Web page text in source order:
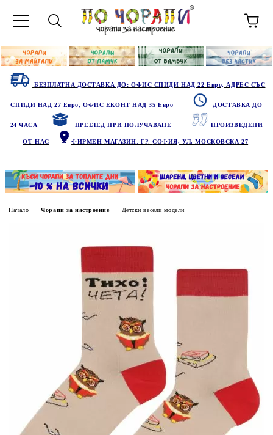
БЕЗПЛАТНА ДОСТАВКА ДО: ОФИС СПИДИ НАД 22 Евро, АДРЕС СЪС
СПИДИ НАД 27 Евро, ОФИС ЕКОНТ НАД 35 Евро ДОСТАВКА ДО
24 ЧАСА ПРЕГЛЕД ПРИ ПОЛУЧАВАНЕ ПРОИЗВЕДЕНИ
ОТ НАС ФИРМЕН МАГАЗИН: ГР.СОФИЯ, УЛ. МОСКОВСКА 27
Начало Чорапи за настроение Детски весели модели